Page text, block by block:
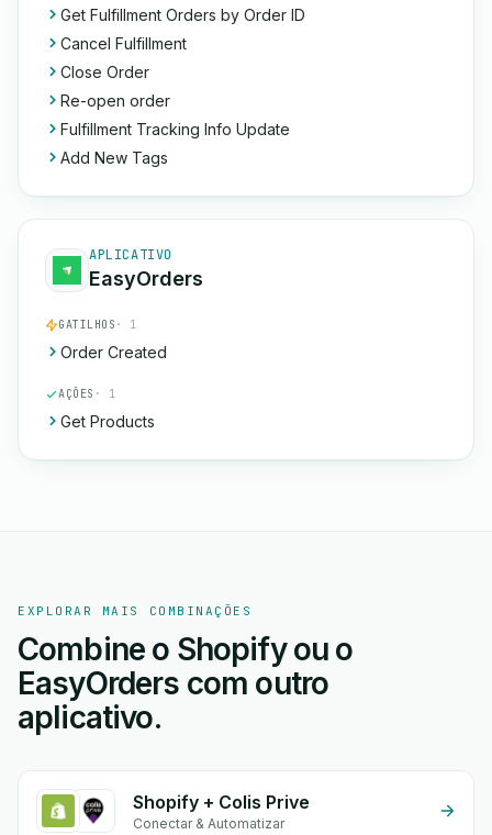
Get Fulfillment Orders by Order ID
Cancel Fulfillment
Close Order
Re-open order
Fulfillment Tracking Info Update
Add New Tags
APLICATIVO
EasyOrders
GATILHOS · 1
Order Created
AÇÕES · 1
Get Products
EXPLORAR MAIS COMBINAÇÕES
Combine o Shopify ou o
EasyOrders com outro
aplicativo.
Shopify + Colis Prive
Conectar & Automatizar